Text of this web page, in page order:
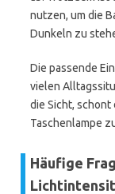
nutzen, um die
Dunkeln zu
Die passende
vielen
die Sicht, schont
Taschenlampe
Häufige